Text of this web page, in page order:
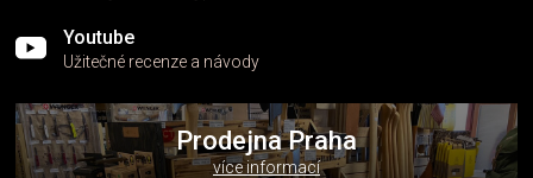
Youtube
Užitečné recenze a návody
Prodejna Praha
více informací